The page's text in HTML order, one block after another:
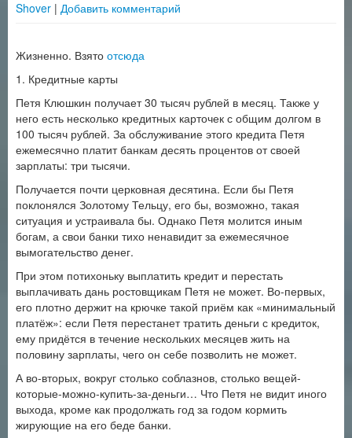
Shover | Добавить комментарий
Жизненно. Взято отсюда
1. Кредитные карты
Петя Клюшкин получает 30 тысяч рублей в месяц. Также у
него есть несколько кредитных карточек с общим долгом в
100 тысяч рублей. За обслуживание этого кредита Петя
ежемесячно платит банкам десять процентов от своей
зарплаты: три тысячи.
Получается почти церковная десятина. Если бы Петя
поклонялся Золотому Тельцу, его бы, возможно, такая
ситуация и устраивала бы. Однако Петя молится иным
богам, а свои банки тихо ненавидит за ежемесячное
вымогательство денег.
При этом потихоньку выплатить кредит и перестать
выплачивать дань ростовщикам Петя не может. Во-первых,
его плотно держит на крючке такой приём как «минимальный
платёж»: если Петя перестанет тратить деньги с кредиток,
ему придётся в течение нескольких месяцев жить на
половину зарплаты, чего он себе позволить не может.
А во-вторых, вокруг столько соблазнов, столько вещей-
которые-можно-купить-за-деньги… Что Петя не видит иного
выхода, кроме как продолжать год за годом кормить
жирующие на его беде банки.